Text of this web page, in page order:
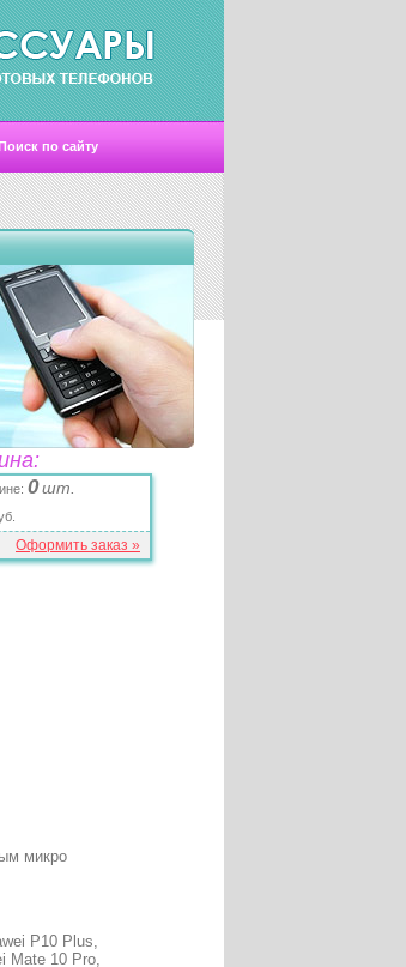
по сайту
0шт.
Оформить заказ »
микро
P10 Plus,
Mate 10 Pro,